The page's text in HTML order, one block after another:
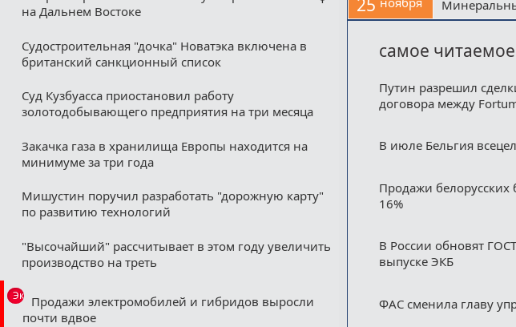
на Дальнем Востоке
Судостроительная "дочка" Новатэка включена в
британский санкционный список
Суд Кузбуасса приостановил работу
золотодобывающего предприятия на три месяца
Закачка газа в хранилища Европы находится на
минимуме за три года
Мишустин поручил разработать "дорожную карту"
по развитию технологий
"Высочайший" рассчитывает в этом году увеличить
производство на треть
Эксклюзив
Продажи электромобилей и гибридов выросли
почти вдвое
25
самое читаемое
Путин разрешил
договора между
В июле Бельгия
Продажи
16%
В России обновят
выпуске ЭКБ
ФАС сменила главу